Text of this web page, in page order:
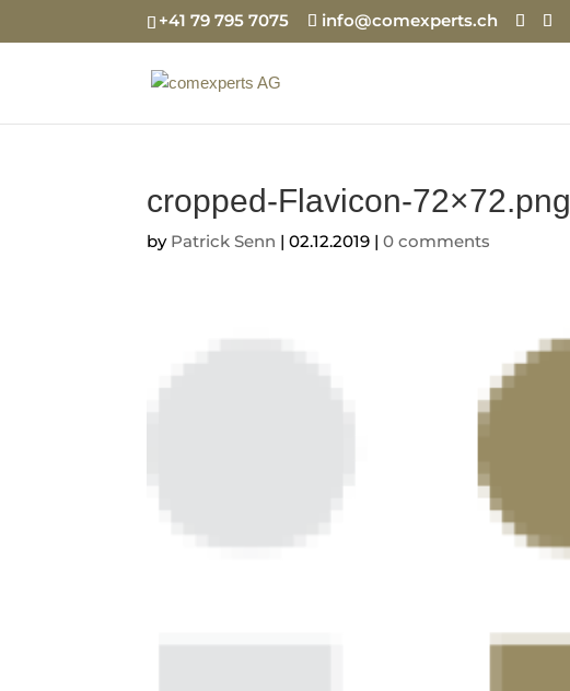
+41 79 795 7075 info@comexperts.ch
cropped-Flavicon-72×72.png
by Patrick Senn |02.12.2019 |0 comments